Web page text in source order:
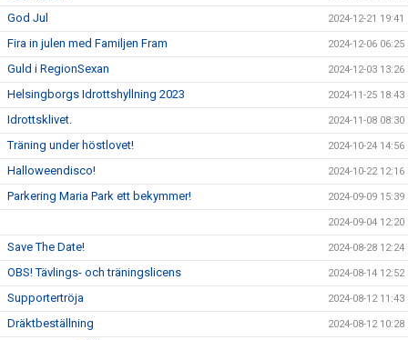
God Jul 2024-12-21 19:41
Fira in julen med Familjen Fram 2024-12-06 06:25
Guld i RegionSexan 2024-12-03 13:26
Helsingborgs Idrottshyllning 2023 2024-11-25 18:43
Idrottsklivet. 2024-11-08 08:30
Träning under höstlovet! 2024-10-24 14:56
Halloweendisco! 2024-10-22 12:16
Parkering Maria Park ett bekymmer! 2024-09-09 15:39
2024-09-04 12:20
Save The Date! 2024-08-28 12:24
OBS! Tävlings- och träningslicens 2024-08-14 12:52
Supportertröja 2024-08-12 11:43
Dräktbeställning 2024-08-12 10:28